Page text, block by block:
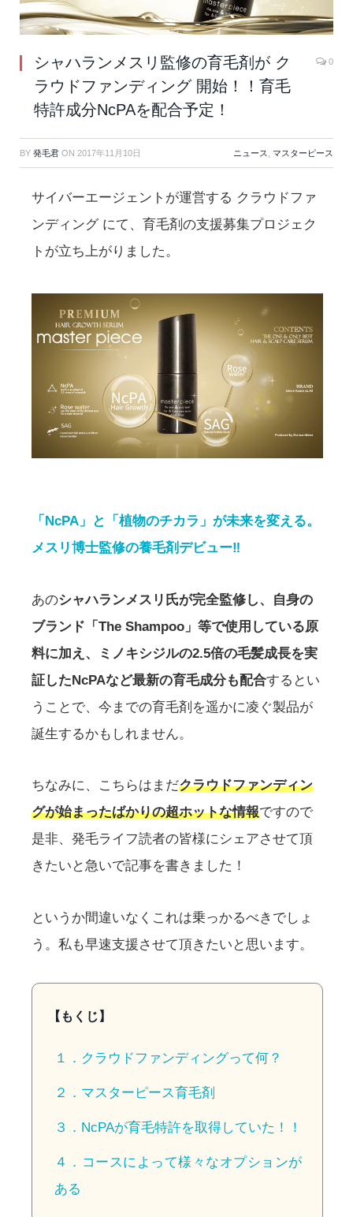
シャハランメスリ監修の育毛剤が ク
ラウドファンディング 開始！！育毛
特許成分NcPAを配合予定！
0
BY 発毛君 ON 2017年11月10日 ニュース マスターピース
サイバーエージェントが運営する クラウドファ
ンディング にて、育毛剤の支援募集プロジェク
トが立ち上がりました。
「NcPA」と「植物のチカラ」が未来を変える。
メスリ博士監修の養毛剤デビュー‼
あのシャハランメスリ氏が完全監修し、自身の
ブランド「The Shampoo」等で使用している原
料に加え、ミノキシジルの2.5倍の毛髪成長を実
証したNcPAなど最新の育毛成分も配合するとい
うことで、今までの育毛剤を遥かに凌ぐ製品が
誕生するかもしれません。
ちなみに、こちらはまだクラウドファンディン
グが始まったばかりの超ホットな情報ですので
是非、発毛ライフ読者の皆様にシェアさせて頂
きたいと急いで記事を書きました！
というか間違いなくこれは乗っかるべきでしょ
う。私も早速支援させて頂きたいと思います。
【もくじ】
１．クラウドファンディングって何？
２．マスターピース育毛剤
３．NcPAが育毛特許を取得していた！！
４．コースによって様々なオプションが
ある